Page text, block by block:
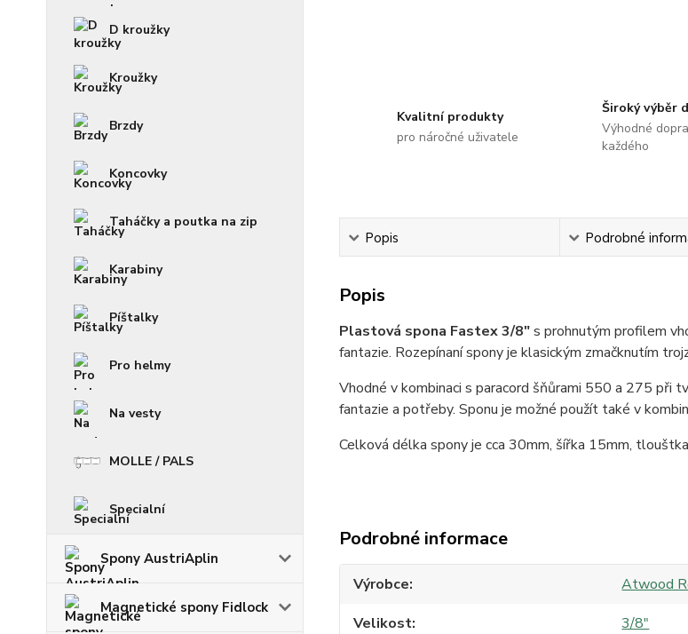
D kroužky
Kroužky
Brzdy
Koncovky
Taháčky a poutka na zip
Karabiny
Píštalky
Pro helmy
Na vesty
MOLLE / PALS
Specialní
Spony AustriAplin
Magnetické spony Fidlock
Kvalitní produkty
pro náročné uživatele
Široký výběr
Výhodné
každého
Popis Podrobné
Popis
Plastová spona Fastex3/8"s prohnutým profilem
fantazie. Rozepínaní spony je klasickým zmačknutím
Vhodné v kombinaci s paracord šňůrami 550 a 275 při
fantazie a potřeby. Sponu je možné použít také v
Celková délka spony je cca 30mm, šířka 15mm,
Podrobné informace
Výrobce
Atwood
Velikost
3/8"